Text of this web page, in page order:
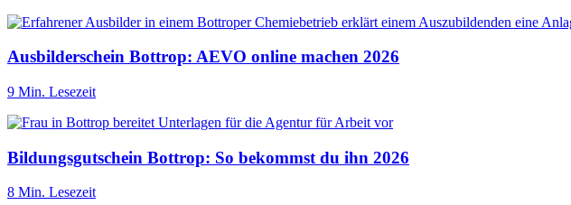
Ausbilderschein Bottrop: AEVO online machen 2026
9 Min. Lesezeit
Bildungsgutschein Bottrop: So bekommst du ihn 2026
8 Min. Lesezeit